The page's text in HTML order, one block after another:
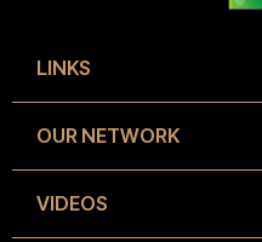
LINKS
OUR NETWORK
VIDEOS